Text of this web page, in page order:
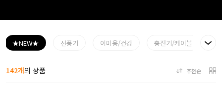
★NEW★ 선풍기 이미용/건강 충전기/케이블
142개의 상품 추천순